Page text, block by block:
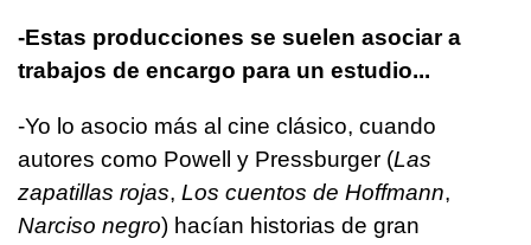
-Estas producciones se suelen asociar a
trabajos de encargo para un estudio...
-Yo lo asocio más al cine clásico, cuando
autores como Powell y Pressburger (Las
zapatillas rojas, Los cuentos de Hoffmann,
Narciso negro) hacían historias de gran